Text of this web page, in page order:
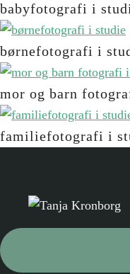
babyfotografi i
børnefotografi i
mor og barn
familiefotografi i